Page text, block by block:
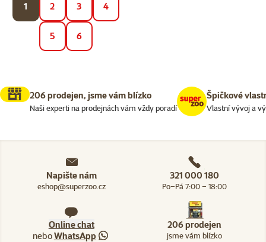
1 2 3 4
5 6
206 prodejen, jsme vám blízko
Naši experti na prodejnách vám vždy poradí
Špičkové
Vlastní vývoj a
Napište nám
eshop@superzoo.cz
321 000 180
Po–Pá 7:00 – 18:00
Online chat
neboWhatsApp
206 prodejen
jsme vám blízko